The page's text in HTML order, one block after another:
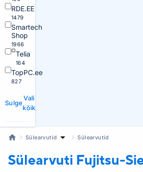
RDE.EE
1479
Smartech
Shop
1966
Telia
164
TopPC.ee
827
Sulge
Vali
kõik
Sülearvutid Sülearvutid
Sülearvuti Fujitsu-